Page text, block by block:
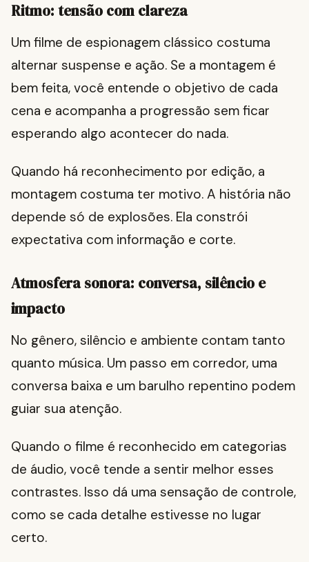
Ritmo: tensão com clareza
Um filme de espionagem clássico costuma
alternar suspense e ação. Se a montagem é
bem feita, você entende o objetivo de cada
cena e acompanha a progressão sem ficar
esperando algo acontecer do nada.
Quando há reconhecimento por edição, a
montagem costuma ter motivo. A história não
depende só de explosões. Ela constrói
expectativa com informação e corte.
Atmosfera sonora: conversa, silêncio e
impacto
No gênero, silêncio e ambiente contam tanto
quanto música. Um passo em corredor, uma
conversa baixa e um barulho repentino podem
guiar sua atenção.
Quando o filme é reconhecido em categorias
de áudio, você tende a sentir melhor esses
contrastes. Isso dá uma sensação de controle,
como se cada detalhe estivesse no lugar
certo.